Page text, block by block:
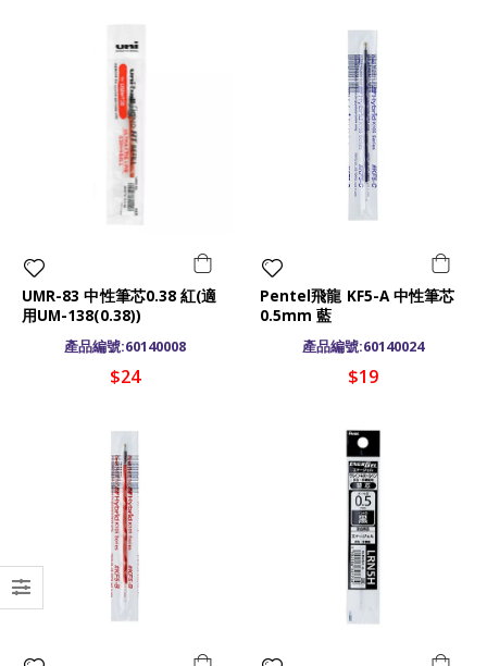
UMR-83 中性筆芯0.38 紅(適
用UM-138(0.38))
產品編號:60140008
$24
Pentel飛龍 KF5-A 中性筆芯
0.5mm 藍
產品編號:60140024
$19